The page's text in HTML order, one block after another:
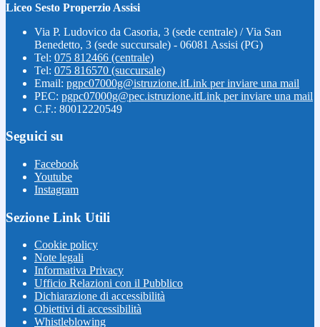
Liceo Sesto Properzio Assisi
Via P. Ludovico da Casoria, 3 (sede centrale) / Via San
Benedetto, 3 (sede succursale) - 06081 Assisi (PG)
Tel: 075 812466 (centrale)
Tel: 075 816570 (succursale)
Email: pgpc07000g@istruzione.itLink per inviare una mail
PEC: pgpc07000g@pec.istruzione.itLink per inviare una mail
C.F.: 80012220549
Seguici su
Facebook
Youtube
Instagram
Sezione Link Utili
Cookie policy
Note legali
Informativa Privacy
Ufficio Relazioni con il Pubblico
Dichiarazione di accessibilità
Obiettivi di accessibilità
Whistleblowing